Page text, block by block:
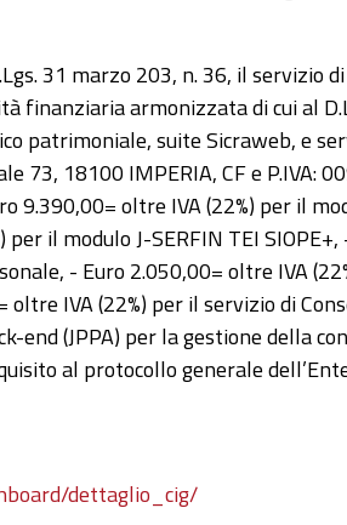
31 marzo 203, n. 36, il servizio
finanziaria armonizzata di cui al
patrimoniale, suite Sicraweb, e
73, 18100 IMPERIA, CF e P.IVA:
9.390,00= oltre IVA (22%) per il
il modulo J-SERFIN TEI
- Euro 2.050,00= oltre IVA
IVA (22%) per il servizio di
end (JPPA) per la gestione della
al protocollo generale
dettaglio_cig/